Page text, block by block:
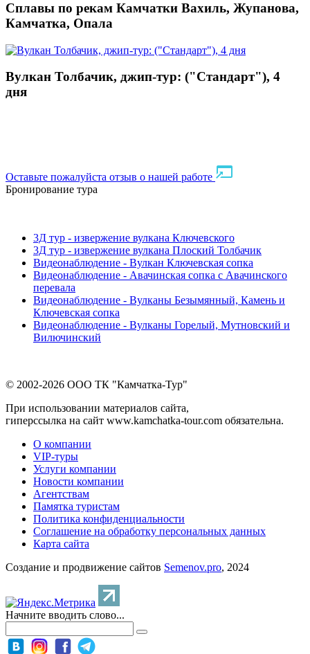
Сплавы по рекам Камчатки Вахиль, Жупанова,
Камчатка, Опала
Вулкан Толбачик, джип-тур: ("Стандарт"), 4
дня
Оставьте пожалуйста отзыв о нашей работе
Бронирование тура
3Д тур - извержение вулкана Ключевского
3Д тур - извержение вулкана Плоский Толбачик
Видеонаблюдение - Вулкан Ключевская сопка
Видеонаблюдение - Авачинская сопка с Авачинского
перевала
Видеонаблюдение - Вулканы Безымянный, Камень и
Ключевская сопка
Видеонаблюдение - Вулканы Горелый, Мутновский и
Вилючинский
© 2002-2026 ООО ТК "Камчатка-Тур"
При использовании материалов сайта,
гиперссылка на сайт www.kamchatka-tour.com обязательна.
О компании
VIP-туры
Услуги компании
Новости компании
Агентствам
Памятка туристам
Политика конфиденциальности
Соглашение на обработку персональных данных
Карта сайта
Создание и продвижение сайтов Semenov.pro, 2024
Начните вводить слово...